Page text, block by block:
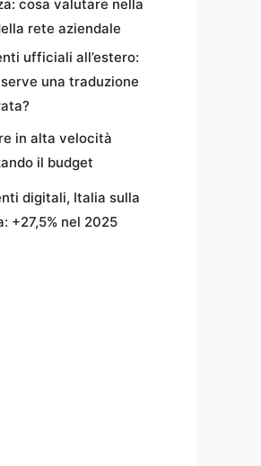
cosa valutare nella
rete aziendale
ufficiali all’estero:
una traduzione
in alta velocità
il budget
digitali, Italia sulla
+27,5% nel 2025